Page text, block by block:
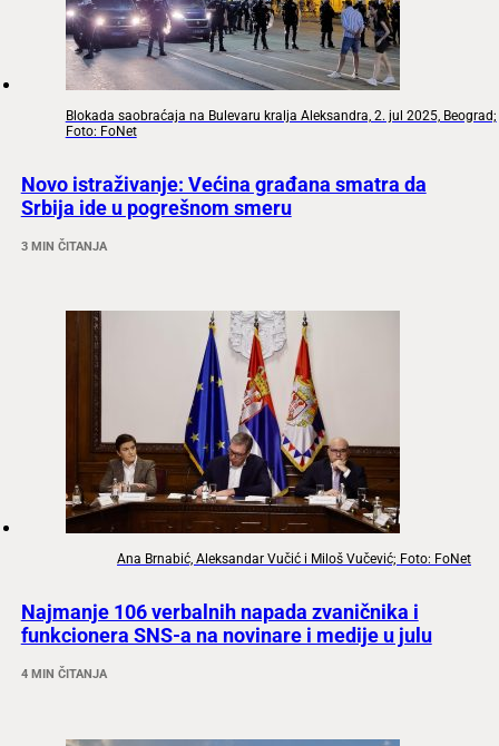
Blokada saobraćaja na Bulevaru kralja Aleksandra, 2. jul 2025, Beograd;
Foto: FoNet
Novo istraživanje: Većina građana smatra da
Srbija ide u pogrešnom smeru
3 MIN ČITANJA
Ana Brnabić, Aleksandar Vučić i Miloš Vučević; Foto: FoNet
Najmanje 106 verbalnih napada zvaničnika i
funkcionera SNS-a na novinare i medije u julu
4 MIN ČITANJA